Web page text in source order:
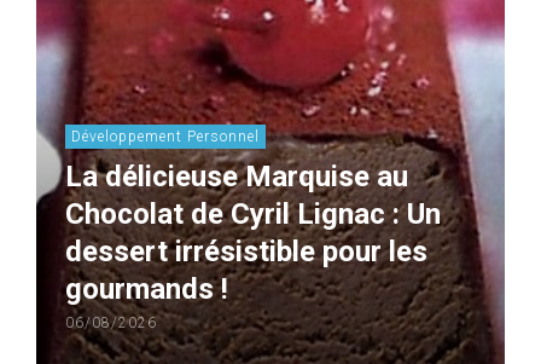
Développement Personnel
La délicieuse Marquise au
Chocolat de Cyril Lignac : Un
dessert irrésistible pour les
gourmands !
06/08/2026